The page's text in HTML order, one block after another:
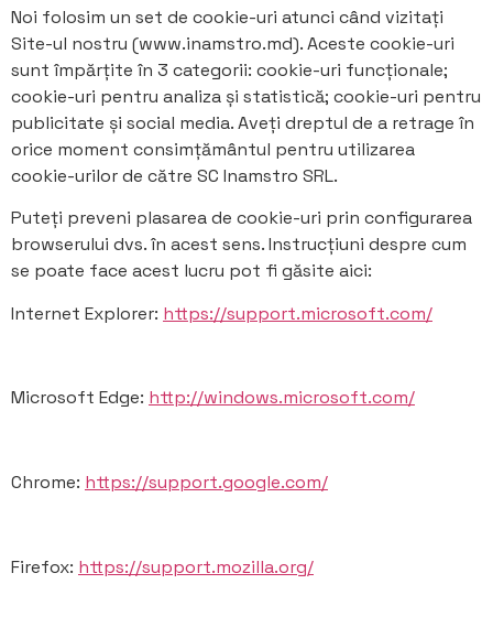
Noi folosim un set de cookie-uri atunci când vizitați
Site-ul nostru (www.inamstro.md). Aceste cookie-uri
sunt împărțite în 3 categorii: cookie-uri funcționale;
cookie-uri pentru analiza și statistică; cookie-uri pentru
publicitate și social media. Aveți dreptul de a retrage în
orice moment consimțământul pentru utilizarea
cookie-urilor de către SC Inamstro SRL.
Puteți preveni plasarea de cookie-uri prin configurarea
browserului dvs. în acest sens. Instrucțiuni despre cum
se poate face acest lucru pot fi găsite aici:
Internet Explorer: https://support.microsoft.com/
Microsoft Edge: http://windows.microsoft.com/
Chrome: https://support.google.com/
Firefox: https://support.mozilla.org/